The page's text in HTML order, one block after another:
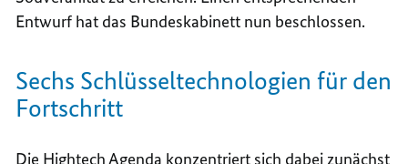
Entwurf hat das Bundeskabinett nun beschlossen.
Sechs Schlüsseltechnologien für den
Fortschritt
Die HightechAgenda konzentriert sich dabei zunächst